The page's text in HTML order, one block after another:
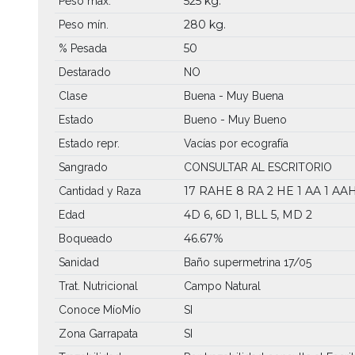
Peso mín. 280 kg.
% Pesada 50
Destarado
NO
Clase
Buena - Muy Buena
Estado
Bueno - Muy Bueno
Estado repr.
Vacías por ecografía
Sangrado
CONSULTAR AL ESCRITORIO
Cantidad y Raza
17 RAHE 8 RA 2 HE 1 AA 1
Edad 4D 6, 6D 1, BLL 5, MD 2
Boqueado 46.67%
Sanidad
Baño supermetrina 17/05
Trat. Nutricional
Campo Natural
Conoce MíoMío
SI
Zona Garrapata
SI